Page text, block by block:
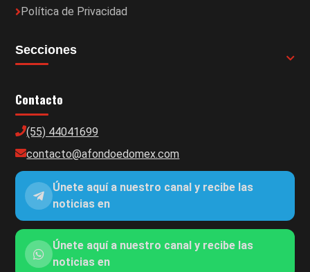
Política de Privacidad
Secciones
Contacto
(55) 44041699
contacto@afondoedomex.com
Únete aquí a nuestro canal y recibe las
noticias en
Únete aquí a nuestro canal y recibe las
noticias en